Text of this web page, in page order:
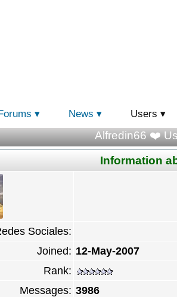
News Users
Alfredin66 ❤️
Information
Sociales:
Joined: 12-May-2007
Rank:
Messages: 3986